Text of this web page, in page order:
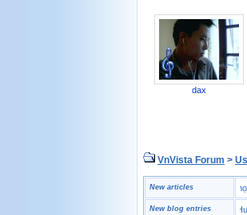
dax
VnVista Forum >
New articles
Một số câu hỏi phỏng vấn “đặc biệt” của Microsoft 4
New blog entries
Tờ khai hải quan là gì?